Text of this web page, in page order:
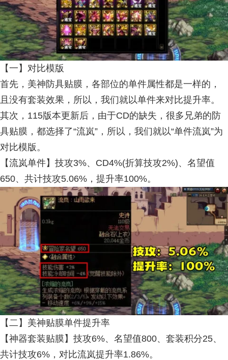
【一】对比模版
首先，美神防具贴膜，各部位的单件属性都是一样的，
且没有套装效果，所以，我们就以单件来对比提升率。
其次，115版本更新后，由于CD的缺失，很多兄弟的防
具贴膜，都选择了“流岚”，所以，我们就以“单件流岚”为
对比模版。
【流岚单件】技攻3%、CD4%(折算技攻2%)、名望值
650、共计技攻5.06%，提升率100%。
【二】美神贴膜单件提升率
【神器套装贴膜】技攻6%、名望值800、套装积分25、
共计技攻6%，对比流岚提升率1.86%。